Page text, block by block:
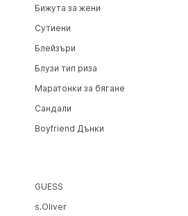
Бижута за жени
Сутиени
Блейзъри
Блузи тип риза
Маратонки за бягане
Сандали
Boyfriend Дънки
GUESS
s.Oliver